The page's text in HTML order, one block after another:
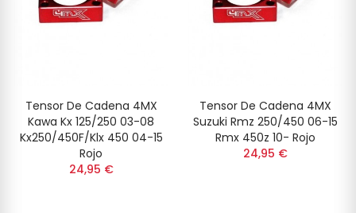
Tensor De Cadena 4MX
Kawa Kx 125/250 03-08
Kx250/450F/Klx 450 04-15
Rojo
24,95 €
Tensor De Cadena 4MX
Suzuki Rmz 250/450 06-15
Rmx 450z 10- Rojo
24,95 €